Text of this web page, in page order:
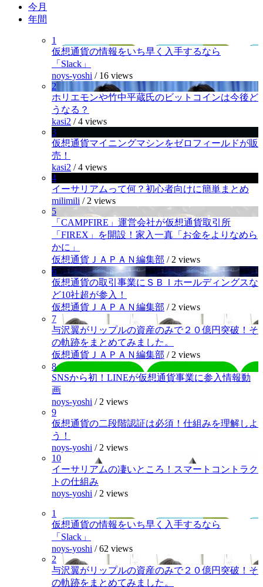
今月
年間
1
仮想通貨の情報をいち早く入手するなら
「Slack」
noys-yoshi / 16 views
2
ホリエモンや竹中平蔵氏のビットコインは今後ど
うなる？
kasi2 /4 views
3
仮想通貨マイニングマシンをゼロフィールドが販
売！
kasi2 /4 views
4
イーサリアムって何？初心者向けに簡単まとめ
milimili / 2 views
5
「CAMPFIRE」運営会社が仮想通貨取引所
「FIREX」を開設！家入一真「お金をよりなめら
かに」
仮想通貨ＪＡＰＡＮ編集部 / 2 views
6
仮想通貨の取引事業にＳＢＩホールディングスな
ど10社超が参入！
仮想通貨ＪＡＰＡＮ編集部 / 2 views
7
与沢翼がリップルの資産のみで２０億円突破！そ
の軌跡をまとめてみました。
仮想通貨ＪＡＰＡＮ編集部 / 2 views
8
SNSから初！LINEが仮想通貨事業に参入情報動
画
noys-yoshi / 2 views
9
仮想通貨の二段階認証は必須！仕組みを理解しよ
う！
noys-yoshi / 2 views
10
イーサリアムの凄いところ！スマートコントラク
トの仕組み
noys-yoshi / 2 views
1
仮想通貨の情報をいち早く入手するなら
「Slack」
noys-yoshi /62 views
2
与沢翼がリップルの資産のみで２０億円突破！そ
の軌跡をまとめてみました。